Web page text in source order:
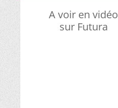
A voir en vidéo
sur Futura